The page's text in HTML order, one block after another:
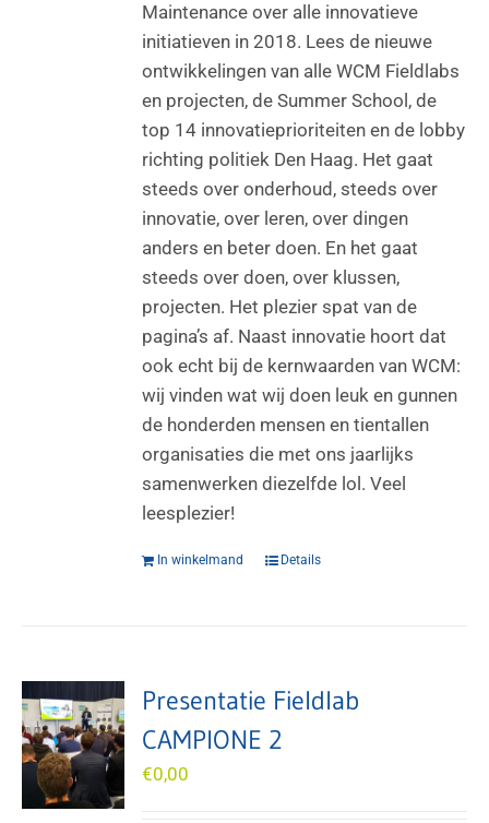
Maintenance over alle innovatieve
initiatieven in 2018. Lees de nieuwe
ontwikkelingen van alle WCM Fieldlabs
en projecten, de Summer School, de
top 14 innovatieprioriteiten en de lobby
richting politiek Den Haag. Het gaat
steeds over onderhoud, steeds over
innovatie, over leren, over dingen
anders en beter doen. En het gaat
steeds over doen, over klussen,
projecten. Het plezier spat van de
pagina’s af. Naast innovatie hoort dat
ook echt bij de kernwaarden van WCM:
wij vinden wat wij doen leuk en gunnen
de honderden mensen en tientallen
organisaties die met ons jaarlijks
samenwerken diezelfde lol. Veel
leesplezier!
In winkelmand Details
Presentatie Fieldlab
CAMPIONE 2
€0,00